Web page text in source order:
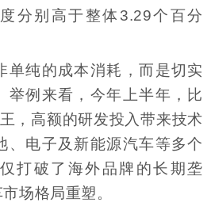
分别高于整体3.29个百分
单纯的成本消耗，而是切实
举例来看，今年上半年，比
，高额的研发投入带来技术
、电子及新能源汽车等多个
打破了海外品牌的长期垄
场格局重塑。